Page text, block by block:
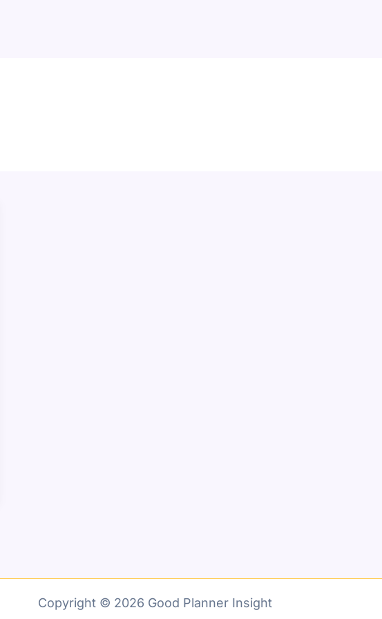
Copyright © 2026 Good Planner Insight